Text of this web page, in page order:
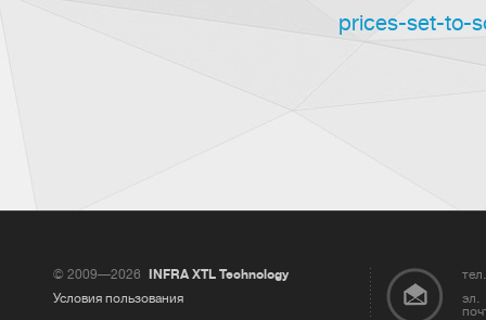
prices-set-to-
© 2009—2026
INFRA XTL Technology
Условия пользования
эл.